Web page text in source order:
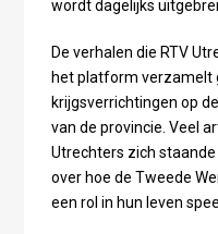
wordt dagelijks
De verhalen die RTV
het platform verzamelt
krijgsverrichtingen op
van de provincie. Veel
Utrechters zich
over hoe de Tweede
een rol in hun leven